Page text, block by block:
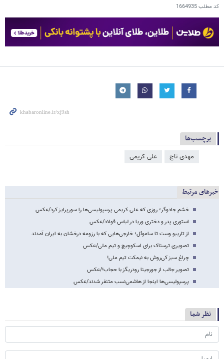
کد مطلب1664935
برچسب‌ها
مهدی تاج علی کریمی
خبرهای مرتبط
خشم جادوگر؛ روزی که علی کریمی پرسپولیسی‌ها را سورپرایز کرد/عکس
استوری پدر و دختری وریا در لباس فولاد/عکس
از تاریبو وست تا ساموئل؛ خارجی‌هایی که با رزومه درخشان به ایران آمدند
تصویری ترسناک برای اسکوچیچ و تیم ملی/عکس
چراغ سبز کی‌روش به نیمکت تیم ملی!
تصویر جالب از جورجینا رودریگز با حجاب!/عکس
پرسپولیسی‌ها اینجا از هاشمی‌نسب متنفر شدند/عکس
نظر شما